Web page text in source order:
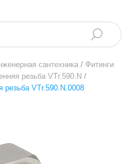
сантехника / Фитинги
резьба VTr.590.N /
резьба VTr.590.N.0008